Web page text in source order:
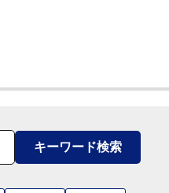
キーワード検索